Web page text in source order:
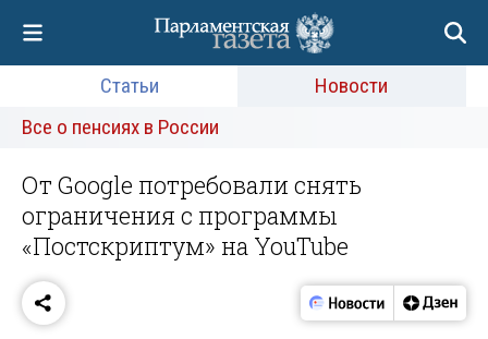
Статьи
Новости
Все о пенсиях в России
От Google потребовали снять
ограничения с программы
«Постскриптум» на YouTube